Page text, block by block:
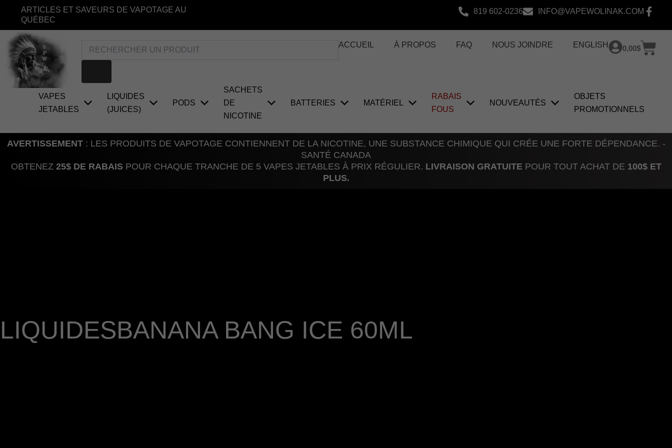
contenu
ARTICLES ET SAVEURS DE VAPOTAGE AU
QUÉBEC
819 602-0236 INFO@VAPEWOLINAK.COM
ACCUEIL À PROPOS FAQ NOUS JOINDRE ENGLISH 0,00$
VAPES
JETABLES
LIQUIDES
(JUICES)
PODS
SACHETS
DE
NICOTINE
BATTERIES MATÉRIEL
RABAIS
FOUS
NOUVEAUTÉS
OBJETS
PROMOTIONNELS
AVERTISSEMENT: LES PRODUITS DE VAPOTAGE CONTIENNENT DE LA NICOTINE, UNE SUBSTANCE CHIMIQUE QUI CRÉE UNE FORTE DÉPENDANCE. -
SANTÉ CANADA
OBTENEZ 25$ DE RABAISPOUR CHAQUE TRANCHE DE 5 VAPES JETABLES À PRIX RÉGULIER. LIVRAISON GRATUITEPOUR TOUT ACHAT DE 100$ ET
PLUS.
LIQUIDESBANANA BANG ICE 60ML